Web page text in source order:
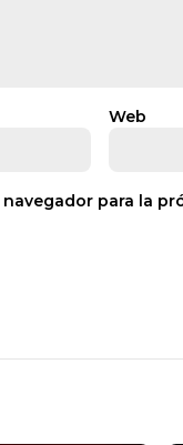
Web
para la